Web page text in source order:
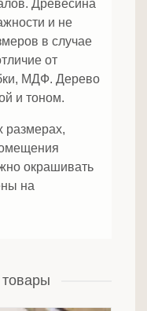
Древесина
и не
в случае
от
МДФ. Дерево
и тоном.
размерах,
окрашивать
на